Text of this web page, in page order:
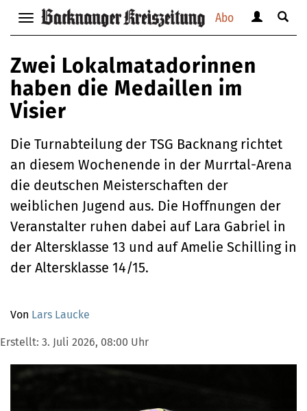
Abo
Navigation
anzeigen
verbergen
anzeigen
verbergen
Suche
Zwei Lokalmatadorinnen
haben die Medaillen im
Visier
Die Turnabteilung der TSG Backnang richtet
an diesem Wochenende in der Murrtal-Arena
die deutschen Meisterschaften der
weiblichen Jugend aus. Die Hoffnungen der
Veranstalter ruhen dabei auf Lara Gabriel in
der Altersklasse 13 und auf Amelie Schilling in
der Altersklasse 14/15.
Von Lars Laucke
Erstellt: 3. Juli 2026, 08:00 Uhr